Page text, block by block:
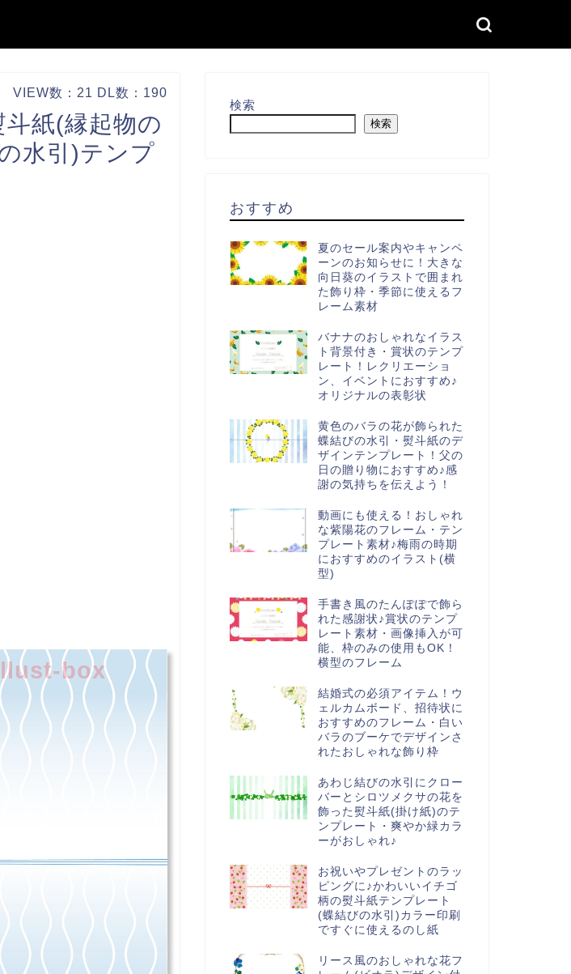
VIEW数：21 DL数：190
紙(縁起物の
水引)テンプ
box
検索
検索
おすすめ
夏のセール案内やキャンペ
ーンのお知らせに！大きな
向日葵のイラストで囲まれ
た飾り枠・季節に使えるフ
レーム素材
バナナのおしゃれなイラス
ト背景付き・賞状のテンプ
レート！レクリエーショ
ン、イベントにおすすめ♪
オリジナルの表彰状
黄色のバラの花が飾られた
蝶結びの水引・熨斗紙のデ
ザインテンプレート！父の
日の贈り物におすすめ♪感
謝の気持ちを伝えよう！
動画にも使える！おしゃれ
な紫陽花のフレーム・テン
プレート素材♪梅雨の時期
におすすめのイラスト(横
型)
手書き風のたんぽぽで飾ら
れた感謝状♪賞状のテンプ
レート素材・画像挿入が可
能、枠のみの使用もOK！
横型のフレーム
結婚式の必須アイテム！ウ
ェルカムボード、招待状に
おすすめのフレーム・白い
バラのブーケでデザインさ
れたおしゃれな飾り枠
あわじ結びの水引にクロー
バーとシロツメクサの花を
飾った熨斗紙(掛け紙)のテ
ンプレート・爽やか緑カラ
ーがおしゃれ♪
お祝いやプレゼントのラッ
ピングに♪かわいいイチゴ
柄の熨斗紙テンプレート
(蝶結びの水引)カラー印刷
ですぐに使えるのし紙
リース風のおしゃれな花フ